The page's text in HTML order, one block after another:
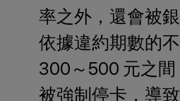
率之外，還會被
依據違約期數的
300～500 元之
被強制停卡，導致